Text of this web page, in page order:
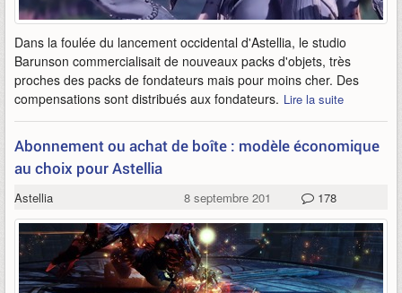
Dans la foulée du lancement occidental d'Astellia, le studio
Barunson commercialisait de nouveaux packs d'objets, très
proches des packs de fondateurs mais pour moins cher. Des
compensations sont distribués aux fondateurs. Lire la suite
Abonnement ou achat de boîte : modèle économique
au choix pour Astellia
Astellia 8 septembre 2019 178